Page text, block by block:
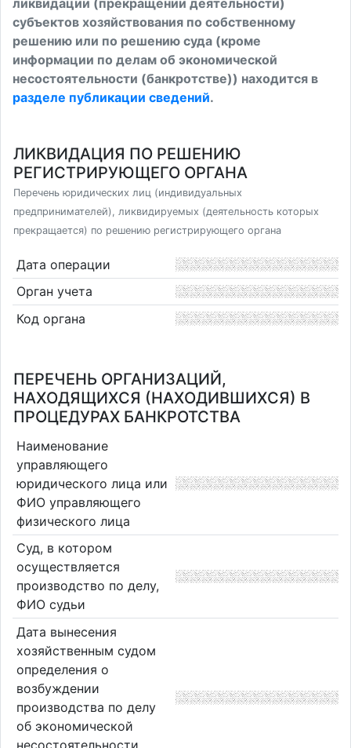
ликвидации (прекращении деятельности)
субъектов хозяйствования по собственному
решению или по решению суда (кроме
информации по делам об экономической
несостоятельности (банкротстве)) находится в
разделе публикации сведений.
ЛИКВИДАЦИЯ ПО РЕШЕНИЮ
РЕГИСТРИРУЮЩЕГО ОРГАНА
Перечень юридических лиц (индивидуальных
предпринимателей), ликвидируемых (деятельность которых
прекращается) по решению регистрирующего органа
Дата операции
Орган учета
Код органа
ПЕРЕЧЕНЬ ОРГАНИЗАЦИЙ,
НАХОДЯЩИХСЯ (НАХОДИВШИХСЯ) В
ПРОЦЕДУРАХ БАНКРОТСТВА
Наименование
управляющего
юридического лица или
ФИО управляющего
физического лица
Суд, в котором
осуществляется
производство по делу,
ФИО судьи
Дата вынесения
хозяйственным судом
определения о
возбуждении
производства по делу
об экономической
несостоятельности